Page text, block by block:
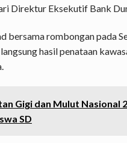
Direktur Eksekutif Bank
bersama rombongan pada
hasil penataan
Gigi dan Mulut Nasional
SD